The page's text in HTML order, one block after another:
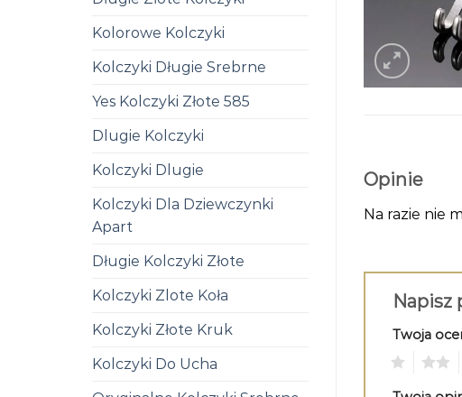
Kolorowe Kolczyki
Kolczyki Długie Srebrne
Yes Kolczyki Złote 585
Dlugie Kolczyki
Kolczyki Dlugie
Kolczyki Dla Dziewczynki
Apart
Długie Kolczyki Złote
Kolczyki Zlote Koła
Kolczyki Złote Kruk
Kolczyki Do Ucha
Opinie
Na razie nie
Napisz
Twoja